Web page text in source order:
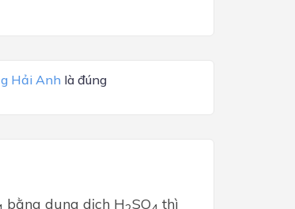
Hải Anh là đúng
bằng dung dịch H SO thì